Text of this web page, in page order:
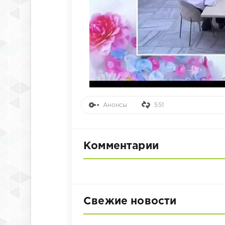
Анонсы 551
Комментарии
Свежие новости